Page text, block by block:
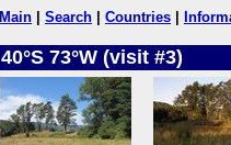
Main Search Countries
40°S 73°W (visit #3)